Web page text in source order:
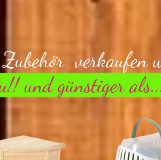
Zubehör verkaufen
und günstiger